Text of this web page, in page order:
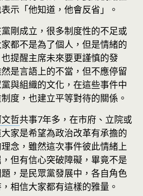
示「他知道，他會反省」。
剛成立，很多制度性的不足或
都不是為了個人，但是情緒的
提醒主席未來要更謹慎的發
是言語上的不當，但不應停留
與組織的文化，在這些事件中
度，也建立平等對待的關係。
哲共事7年多，在市府、立院或
家是希望為政治改革有承擔的
念，雖然這次事件彼此情緒上
但有信心突破障礙，畢竟不是
，是民眾黨發展中，各自角色
相信大家都有這樣的雅量。